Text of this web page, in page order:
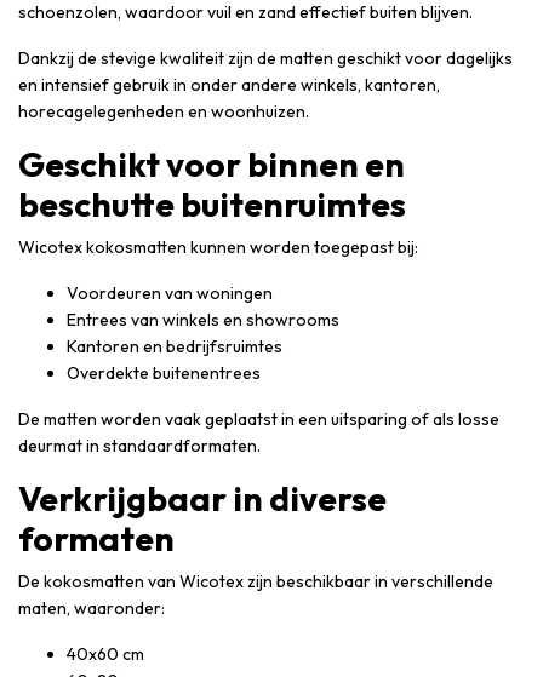
schoenzolen, waardoor vuil en zand effectief buiten blijven.
Dankzij de stevige kwaliteit zijn de matten geschikt voor dagelijks
en intensief gebruik in onder andere winkels, kantoren,
horecagelegenheden en woonhuizen.
Geschikt voor binnen en
beschutte buitenruimtes
Wicotex kokosmatten kunnen worden toegepast bij:
Voordeuren van woningen
Entrees van winkels en showrooms
Kantoren en bedrijfsruimtes
Overdekte buitenentrees
De matten worden vaak geplaatst in een uitsparing of als losse
deurmat in standaardformaten.
Verkrijgbaar in diverse
formaten
De kokosmatten van Wicotex zijn beschikbaar in verschillende
maten, waaronder:
40x60 cm